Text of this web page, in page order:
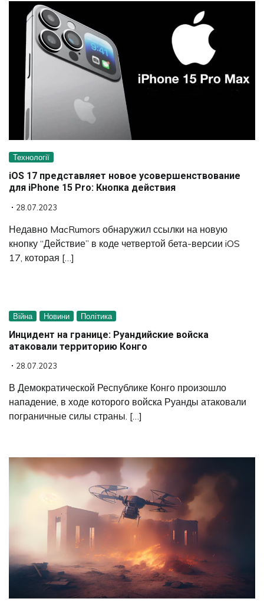
Технології
iOS 17 представляет новое усовершенствование
для iPhone 15 Pro: Кнопка действия
28.07.2023
Недавно MacRumors обнаружил ссылки на новую
кнопку “Действие” в коде четвертой бета-версии iOS
17, которая […]
Війна Новини Політика
Инцидент на границе: Руандийские войска
атаковали территорию Конго
28.07.2023
В Демократической Республике Конго произошло
нападение, в ходе которого войска Руанды атаковали
пограничные силы страны. […]